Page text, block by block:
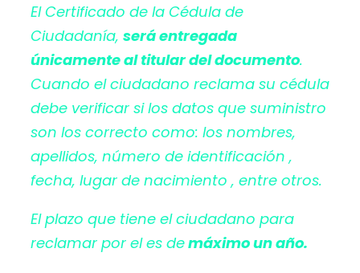
El Certificado de la Cédula de
Ciudadanía, será entregada
únicamente al titular del documento.
Cuando el ciudadano reclama su cédula
debe verificar si los datos que suministro
son los correcto como: los nombres,
apellidos, número de identificación ,
fecha, lugar de nacimiento , entre otros.
El plazo que tiene el ciudadano para
reclamar por el es demáximo un año.